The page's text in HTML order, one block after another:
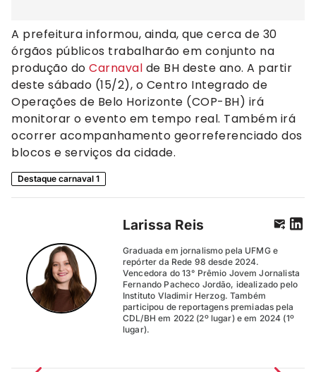
A prefeitura informou, ainda, que cerca de 30
órgãos públicos trabalharão em conjunto na
produção do Carnaval de BH deste ano. A partir
deste sábado (15/2), o Centro Integrado de
Operações de Belo Horizonte (COP-BH) irá
monitorar o evento em tempo real. Também irá
ocorrer acompanhamento georreferenciado dos
blocos e serviços da cidade.
Destaque carnaval 1
Larissa Reis
Graduada em jornalismo pela UFMG e
repórter da Rede 98 desde 2024.
Vencedora do 13° Prêmio Jovem Jornalista
Fernando Pacheco Jordão, idealizado pelo
Instituto Vladimir Herzog. Também
participou de reportagens premiadas pela
CDL/BH em 2022 (2º lugar) e em 2024 (1º
lugar).